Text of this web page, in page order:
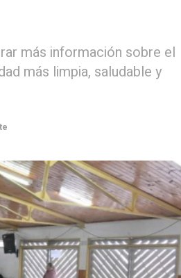
más información sobre el
más limpia, saludable y